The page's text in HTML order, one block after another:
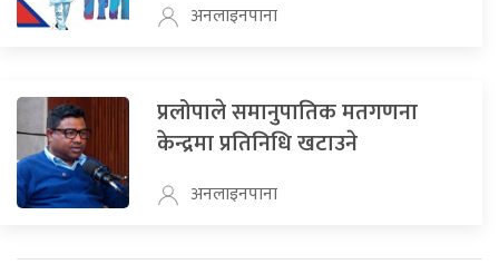
अनलाइनपाना
प्रलोपाले समानुपातिक मतगणना
केन्द्रमा प्रतिनिधि खटाउने
अनलाइनपाना